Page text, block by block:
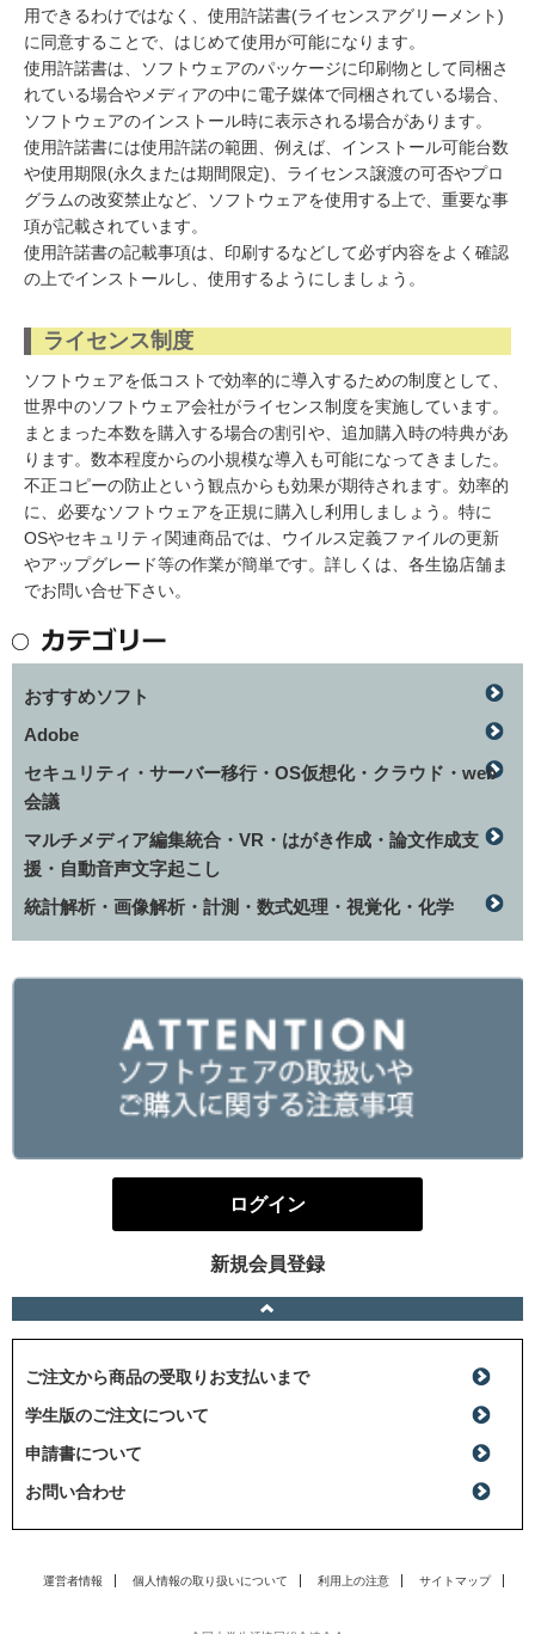
用できるわけではなく、使用許諾書(ライセンスアグリーメント)
に同意することで、はじめて使用が可能になります。
使用許諾書は、ソフトウェアのパッケージに印刷物として同梱さ
れている場合やメディアの中に電子媒体で同梱されている場合、
ソフトウェアのインストール時に表示される場合があります。
使用許諾書には使用許諾の範囲、例えば、インストール可能台数
や使用期限(永久または期間限定)、ライセンス譲渡の可否やプロ
グラムの改変禁止など、ソフトウェアを使用する上で、重要な事
項が記載されています。
使用許諾書の記載事項は、印刷するなどして必ず内容をよく確認
の上でインストールし、使用するようにしましょう。
ライセンス制度
ソフトウェアを低コストで効率的に導入するための制度として、
世界中のソフトウェア会社がライセンス制度を実施しています。
まとまった本数を購入する場合の割引や、追加購入時の特典があ
ります。数本程度からの小規模な導入も可能になってきました。
不正コピーの防止という観点からも効果が期待されます。効率的
に、必要なソフトウェアを正規に購入し利用しましょう。特に
OSやセキュリティ関連商品では、ウイルス定義ファイルの更新
やアップグレード等の作業が簡単です。詳しくは、各生協店舗ま
でお問い合せ下さい。
おすすめソフト
Adobe
セキュリティ・サーバー移行・OS仮想化・クラウド・web
会議
マルチメディア編集統合・VR・はがき作成・論文作成支
援・自動音声文字起こし
統計解析・画像解析・計測・数式処理・視覚化・化学
ログイン
新規会員登録
ご注文から商品の受取りお支払いまで
学生版のご注文について
申請書について
お問い合わせ
運営者情報 個人情報の取り扱いについて 利用上の注意 サイトマップ